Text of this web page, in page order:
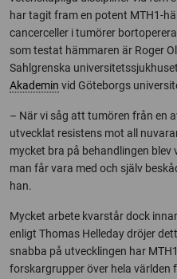
har tagit fram en potent MTH1-
cancerceller i tumörer
som testat hämmaren är Roger
Sahlgrenska
Akademin vid Göteborgs
– När vi såg att tumören från en
utvecklat resistens mot all
mycket bra på behandlingen blev
man får vara med och själv
han.
Mycket arbete kvarstår dock
enligt Thomas Helleday dröjer
snabba på utvecklingen har
forskargrupper över hela världen